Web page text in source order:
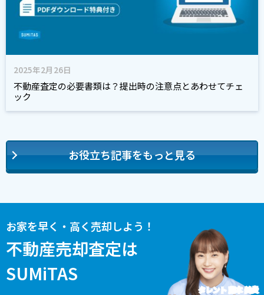
2025年2月26日
不動産査定の必要書類は？提出時の注意点とあわせてチェ
ック
お役立ち記事をもっと見る
お家を早く・高く売却しよう！
不動産売却査定は
SUMiTAS
タレント 藤本 美貴